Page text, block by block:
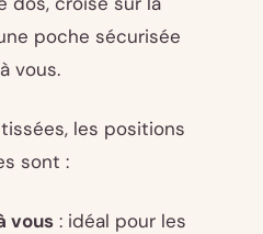
poche sécurisée
vous.
les positions
sont :
vous : idéal pour les